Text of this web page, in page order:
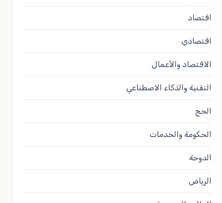
اقتصاد
اقتصادي
الاقتصاد والأعمال
التقنية والذكاء الاصطناعي
الحج
الحكومة والخدمات
الدوحة
الرياض